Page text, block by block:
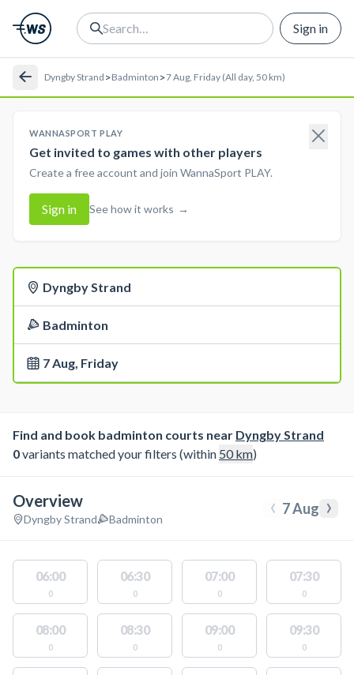
Sign in
Dyngby Strand >Badminton >7 Aug, Friday (All day, 50 km)
WANNASPORT PLAY
Get invited to games with other players
Create a free account and join WannaSport PLAY.
Sign in See how it works →
Dyngby Strand
Badminton
7 Aug, Friday
Find and book badminton courts near Dyngby Strand
0variants matched your filters (within 50km)
Overview
Dyngby Strand Badminton ‹ 7 Aug ›
06:00
0
06:30
0
07:00
0
07:30
0
08:00
0
08:30
0
09:00
0
09:30
0